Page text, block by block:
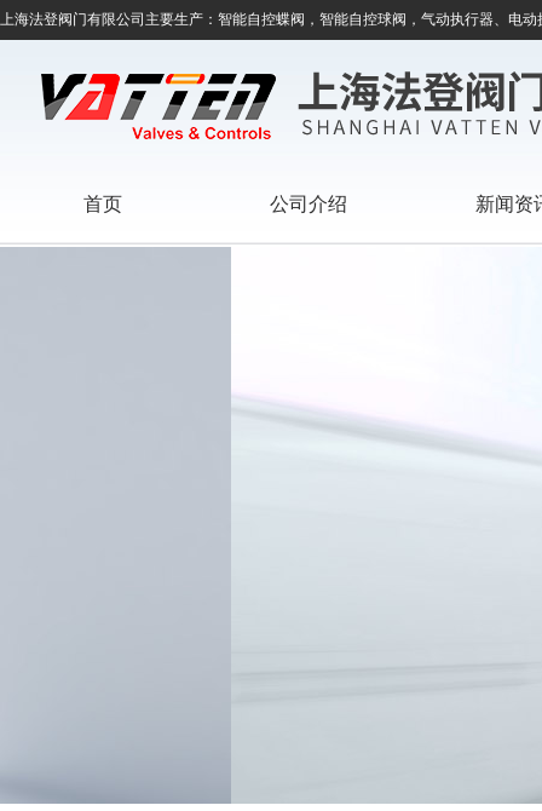
上海法登阀门有限公司主要生产：智能自控蝶阀，智能自控球阀，气动执行器、电
首页 公司介绍 新闻资